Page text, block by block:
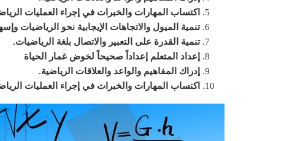
اكتساب المهارات والخبرات في إجراء العمليات
تنمية الميول والاتجاهات الإيجابية نحو الرياضيات
تنمية القدرة على التعبير والاتصال بلغة الرياضيات.
إعداد المتعلم إعداداً صحيحاً لخوض غمار الحياة
إدراك المفاهيم والواعد والعلاقات الرياضية.
اكتساب المهارات والخبرات في إجراء العمليات